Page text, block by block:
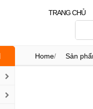
TRANG CHỦ
Home/ Sản